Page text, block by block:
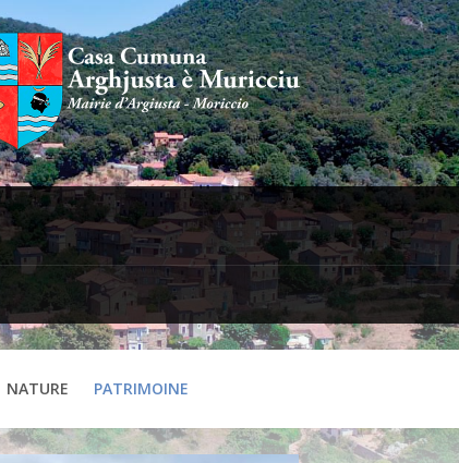
NATURE PATRIMOINE